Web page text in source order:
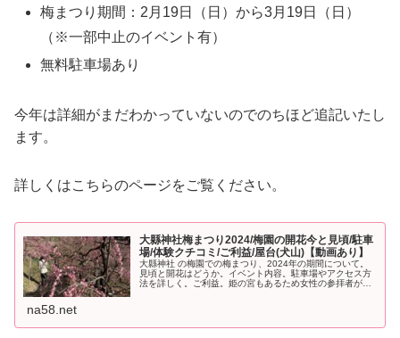
梅まつり期間：2月19日（日）から3月19日（日）
（※一部中止のイベント有）
無料駐車場あり
今年は詳細がまだわかっていないのでのちほど追記いたし
ます。
詳しくはこちらのページをご覧ください。
大縣神社梅まつり2024/梅園の開花今と見頃/駐車
場/体験クチコミ/ご利益/屋台(犬山)【動画あり】
大縣神社 の梅園での梅まつり、2024年の期間について。
見頃と開花はどうか。イベント内容。駐車場やアクセス方
法を詳しく。ご利益。姫の宮もあるため女性の参拝者がと
na58.net